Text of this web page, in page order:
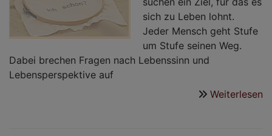
sich zu Leben lohnt.
Jeder Mensch geht Stufe
um Stufe seinen Weg.
Dabei brechen Fragen nach Lebenssinn und
Lebensperspektive auf
Weiterlesen